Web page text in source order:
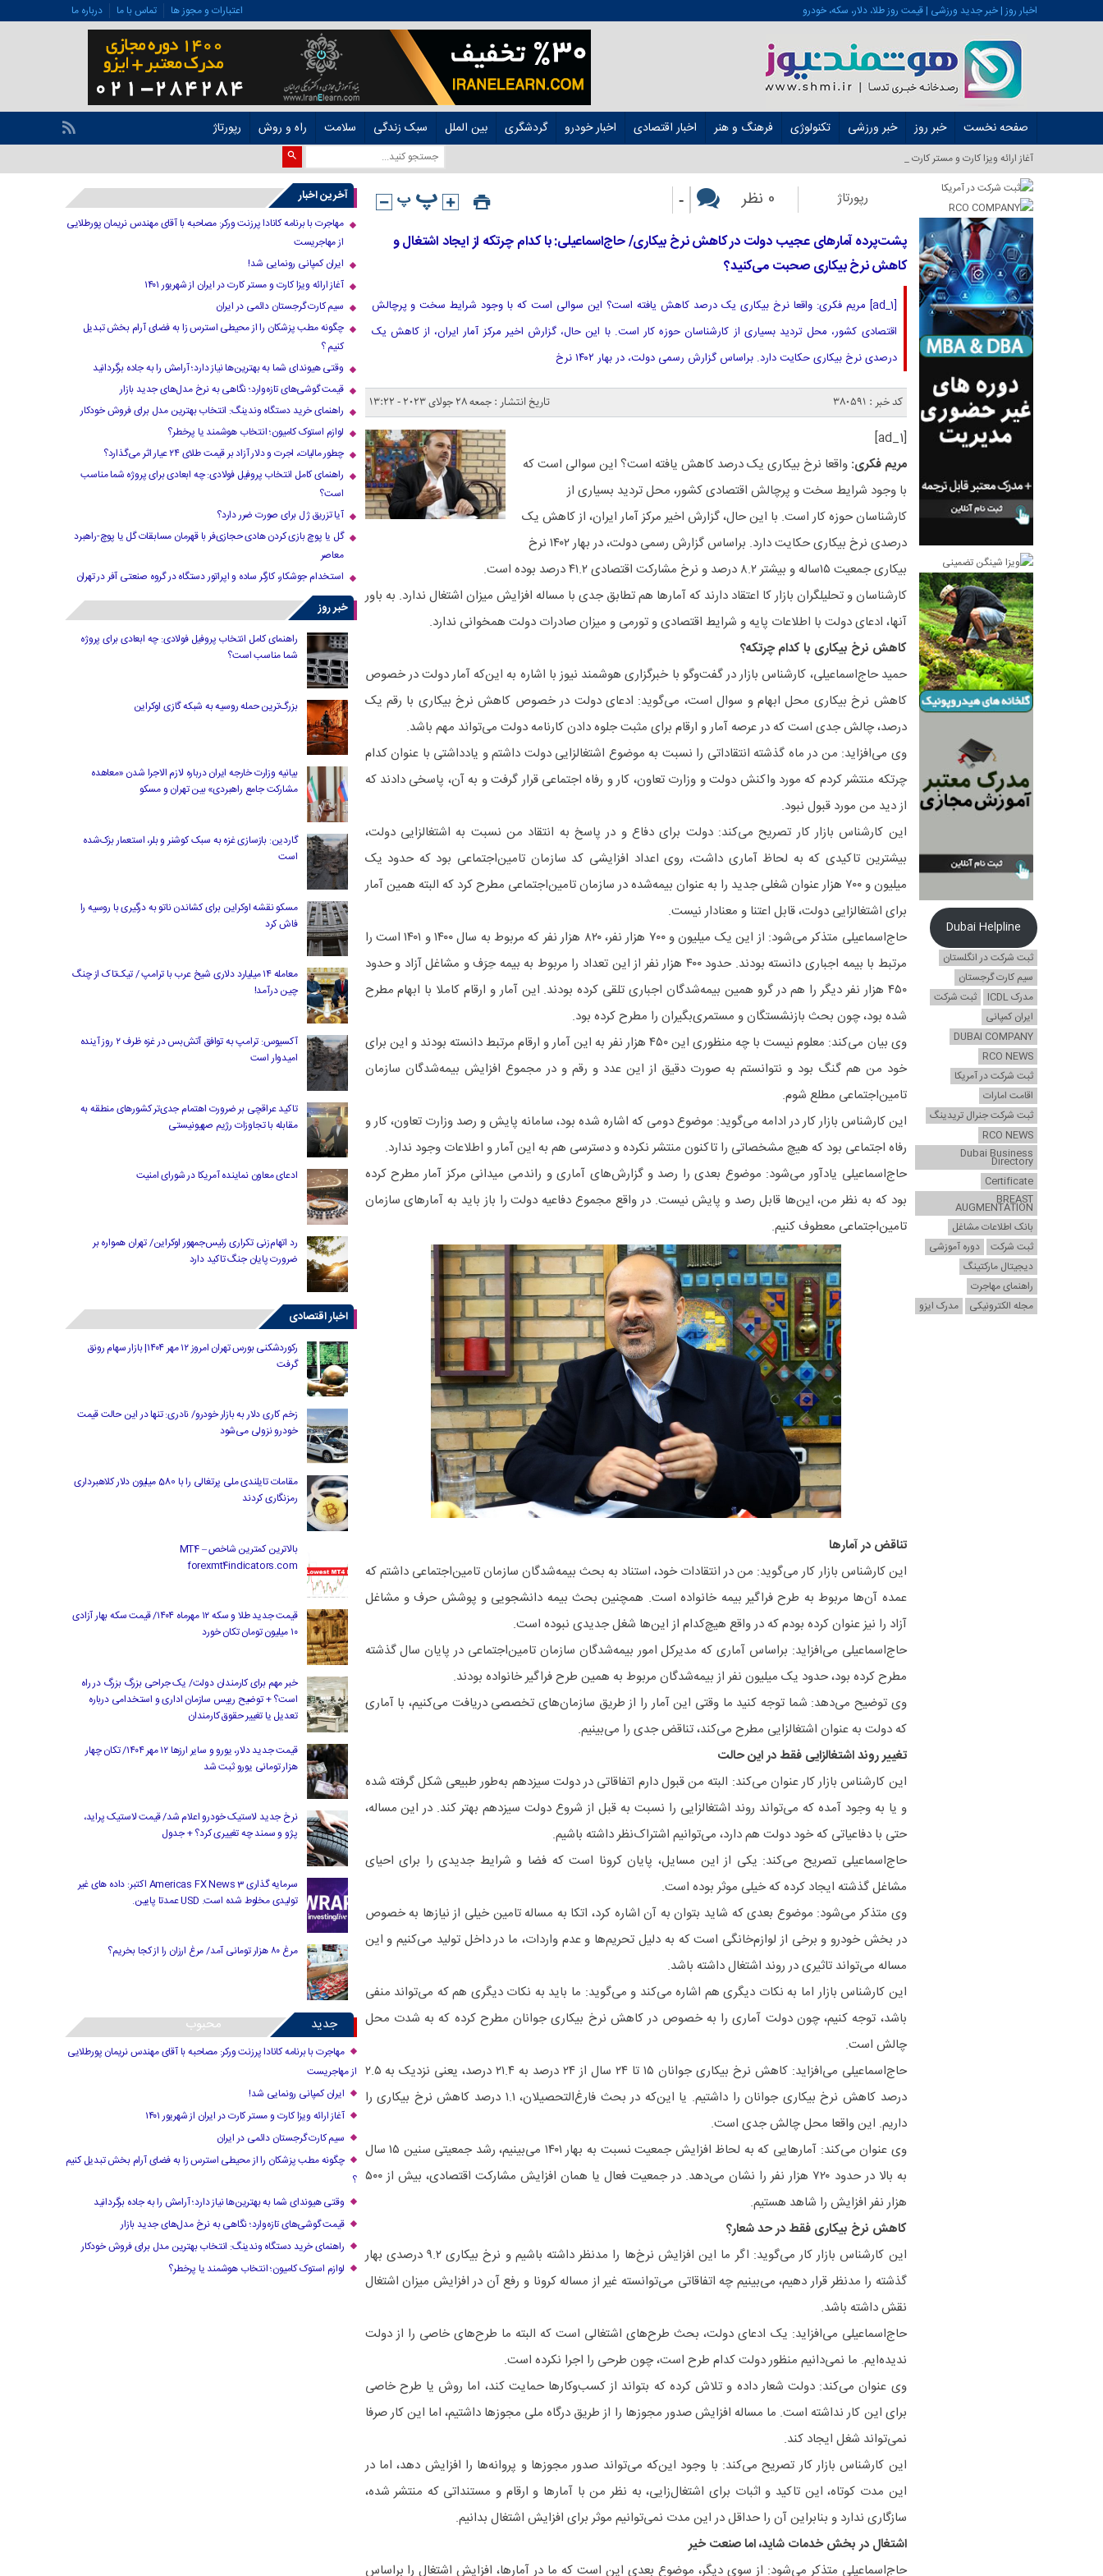
اخبار روز | خبر جدید ورزشی | قیمت روز طلا، دلار، سکه، خودرو اعتبارات و مجوز ها تماس با ما درباره ما
صفحه نخست خبر روز خبر ورزشی تکنولوژی فرهنگ و هنر اخبار اقتصادی اخبار خودرو گردشگری بین الملل سبک زندگی سلامت راه و روش رپورتاژ
آغاز ارائه ویزا کارت و مستر کارت در ایران از شهریور_
رپورتاژ 0 نظر -
پشت‌پرده آمارهای عجیب دولت در کاهش نرخ بیکاری/ حاج‌اسماعیلی: با کدام چرتکه از ایجاد اشتغال و
کاهش نرخ بیکاری صحبت می‌کنید؟
[ad_1] مریم فکری: واقعا نرخ بیکاری یک درصد کاهش یافته است؟ این سوالی است که با وجود شرایط سخت و پرچالش
اقتصادی کشور، محل تردید بسیاری از کارشناسان حوزه کار است. با این حال، گزارش اخیر مرکز آمار ایران، از کاهش یک
درصدی نرخ بیکاری حکایت دارد. براساس گزارش رسمی دولت، در بهار ۱۴۰۲ نرخ
کد خبر : 380591 تاریخ انتشار : جمعه 28 جولای 2023 - 13:22
[ad_1]
مریم فکری: واقعا نرخ بیکاری یک درصد کاهش یافته است؟ این سوالی است که
با وجود شرایط سخت و پرچالش اقتصادی کشور، محل تردید بسیاری از
کارشناسان حوزه کار است. با این حال، گزارش اخیر مرکز آمار ایران، از کاهش یک
درصدی نرخ بیکاری حکایت دارد. براساس گزارش رسمی دولت، در بهار ۱۴۰۲ نرخ
بیکاری جمعیت ١٥ساله و بیشتر ۸.۲ درصد و نرخ مشارکت اقتصادی ٤١.٢ درصد بوده است.
کارشناسان و تحلیلگران بازار کا اعتقاد دارند که آمارها هم تطابق جدی با مساله افزایش میزان اشتغال ندارد. به باور
آنها، ادعای دولت با اطلاعات پایه و شرایط اقتصادی و تورمی و میزان صادرات دولت همخوانی ندارد.
کاهش نرخ بیکاری با کدام چرتکه؟
حمید حاج‌اسماعیلی، کارشناس بازار در گفت‌وگو با خبرگزاری هوشمند نیوز با اشاره به این‌که آمار دولت در خصوص
کاهش نرخ بیکاری محل ابهام و سوال است، می‌گوید: ادعای دولت در خصوص کاهش نرخ بیکاری با رقم یک
درصد، چالش جدی است که در عرصه آمار و ارقام برای مثبت جلوه دادن کارنامه دولت می‌تواند مهم باشد.
وی می‌افزاید: من در ماه گذشته انتقاداتی را نسبت به موضوع اشتغالزایی دولت داشتم و یادداشتی با عنوان کدام
چرتکه منتشر کردم که مورد واکنش دولت و وزارت تعاون، کار و رفاه اجتماعی قرار گرفت و به آن، پاسخی دادند که
از دید من مورد قبول نبود.
این کارشناس بازار کار تصریح می‌کند: دولت برای دفاع و در پاسخ به انتقاد من نسبت به اشتغالزایی دولت،
بیشترین تاکیدی که به لحاظ آماری داشت، روی اعداد افزایشی کد سازمان تامین‌اجتماعی بود که حدود یک
میلیون و ۷۰۰ هزار عنوان شغلی جدید را به عنوان بیمه‌شده در سازمان تامین‌اجتماعی مطرح کرد که البته همین آمار
برای اشتغالزایی دولت، قابل اعتنا و معنادار نیست.
حاج‌اسماعیلی متذکر می‌شود: از این یک میلیون و ۷۰۰ هزار نفر، ۸۲۰ هزار نفر که مربوط به سال ۱۴۰۰ و ۱۴۰۱ است را
مرتبط با بیمه اجباری دانسته بودند. حدود ۴۰۰ هزار نفر از این تعداد را مربوط به بیمه حِرَف و مشاغل آزاد و حدود
۴۵۰ هزار نفر دیگر را هم در گرو همین بیمه‌شدگان اجباری تلقی کرده بودند. این آمار و ارقام کاملا با ابهام مطرح
شده بود، چون بحث بازنشستگان و مستمری‌بگیران را مطرح کرده بود.
وی بیان می‌کند: معلوم نیست با چه منظوری این ۴۵۰ هزار نفر به این آمار و ارقام مرتبط دانسته بودند و این برای
خود من هم گنگ بود و نتوانستم به صورت دقیق از این عدد و رقم و در مجموع افزایش بیمه‌شدگان سازمان
تامین‌اجتماعی مطلع شوم.
این کارشناس بازار کار در ادامه می‌گوید: موضوع دومی که اشاره شده بود، سامانه پایش و رصد وزارت تعاون، کار و
رفاه اجتماعی بود که هیچ مشخصاتی را تاکنون منتشر نکرده و دسترسی هم به این آمار و اطلاعات وجود ندارد.
حاج‌اسماعیلی یادآور می‌شود: موضوع بعدی را رصد و گزارش‌های آماری و راندمی میدانی مرکز آمار مطرح کرده
بود که به نظر من، این‌ها قابل رصد و پایش نیست. در واقع مجموع دفاعیه دولت را باز باید به آمارهای سازمان
تامین‌اجتماعی معطوف کنیم.
تناقض در آمارها
این کارشناس بازار کار می‌گوید: من در انتقادات خود، استناد به بحث بیمه‌شدگان سازمان تامین‌اجتماعی داشتم که
عمده آن‌ها مربوط به طرح فراگیر بیمه خانواده است. همچنین بحث بیمه دانشجویی و پوشش حرف و مشاغل
آزاد را نیز عنوان کرده بودم که در واقع هیچ‌کدام از این‌ها شغل جدیدی نبوده است.
حاج‌اسماعیلی می‌افزاید: براساس آماری که مدیرکل امور بیمه‌شدگان سازمان تامین‌اجتماعی در پایان سال گذشته
مطرح کرده بود، حدود یک میلیون نفر از بیمه‌شدگان مربوط به همین طرح فراگیر خانواده بودند.
وی توضیح می‌دهد: شما توجه کنید ما وقتی این آمار را از طریق سازمان‌های تخصصی دریافت می‌کنیم، با آماری
که دولت به عنوان اشتغالزایی مطرح می‌کند، تناقض جدی را می‌بینیم.
تغییر روند اشتغالزایی فقط در این حالت
این کارشناس بازار کار عنوان می‌کند: البته من قبول دارم اتفاقاتی در دولت سیزدهم به‌طور طبیعی شکل گرفته شده
و یا به وجود آمده که می‌تواند روند اشتغالزایی را نسبت به قبل از شروع دولت سیزدهم بهتر کند. در این مساله،
حتی با دفاعیاتی که خود دولت هم دارد، می‌توانیم اشتراک‌نظر داشته باشیم.
حاج‌اسماعیلی تصریح می‌کند: یکی از این مسایل، پایان کرونا است که فضا و شرایط جدیدی را برای احیای
مشاغل گذشته ایجاد کرده که خیلی موثر بوده است.
وی متذکر می‌شود: موضوع بعدی که شاید بتوان به آن اشاره کرد، اتکا به مساله تامین خیلی از نیازها به خصوص
در بخش خودرو و برخی از لوازم‌خانگی است که به دلیل تحریم‌ها و عدم واردات، ما در داخل تولید می‌کنیم و این
مساله می‌تواند تاثیری در روند اشتغال داشته باشد.
این کارشناس بازار اما به نکات دیگری هم اشاره می‌کند و می‌گوید: ما باید به نکات دیگری هم که می‌تواند منفی
باشد، توجه کنیم، چون دولت آماری را به خصوص در کاهش نرخ بیکاری جوانان مطرح کرده که به شدت محل
چالش است.
حاج‌اسماعیلی می‌افزاید: کاهش نرخ بیکاری جوانان ۱۵ تا ۲۴ سال از ۲۴ درصد به ۲۱.۴ درصد، یعنی نزدیک به ۲.۵
درصد کاهش نرخ بیکاری جوانان را داشتیم. یا این‌که در بحث فارغ‌التحصیلان، ۱.۱ درصد کاهش نرخ بیکاری را
داریم. این واقعا محل چالش جدی است.
وی عنوان می‌کند: آمارهایی که به لحاظ افزایش جمعیت نسبت به بهار ۱۴۰۱ می‌بینیم، رشد جمعیتی سنین ۱۵ سال
به بالا در حدود ۷۲۰ هزار نفر را نشان می‌دهد. در جمعیت فعال یا همان افزایش مشارکت اقتصادی، بیش از ۵۰۰
هزار نفر افزایش را شاهد هستیم.
کاهش نرخ بیکاری فقط در حد شعار؟
این کارشناس بازار کار می‌گوید: اگر ما این افزایش نرخ‌ها را مدنظر داشته باشیم و نرخ بیکاری ۹.۲ درصدی بهار
گذشته را مدنظر قرار دهیم، می‌بینیم چه اتفاقاتی می‌توانسته غیر از مساله کرونا و رفع آن در افزایش میزان اشتغال
نقش داشته باشد.
حاج‌اسماعیلی می‌افزاید: یک ادعای دولت، بحث طرح‌های اشتغالی است که البته ما طرح‌های خاصی را از دولت
ندیده‌ایم. ما نمی‌دانیم منظور دولت کدام طرح است، چون طرحی را اجرا نکرده است.
وی عنوان می‌کند: دولت شعار داده و تلاش کرده که بتواند از کسب‌وکارها حمایت کند، اما روش یا طرح خاصی
برای این کار نداشته است. ما مساله افزایش صدور مجوزها را از طریق درگاه ملی مجوزها داشتیم، اما این کار صرفا
نمی‌تواند شغل ایجاد کند.
این کارشناس بازار کار تصریح می‌کند: با وجود این‌که می‌تواند صدور مجوزها و پروانه‌ها را افزایش دهد، اما در
این مدت کوتاه، این تاکید و اثبات برای اشتغال‌زایی، به نظر من با آمارها و ارقام و مستنداتی که منتشر شده،
سازگاری ندارد و بنابراین آن را حداقل در این مدت نمی‌توانیم موثر برای افزایش اشتغال بدانیم.
اشتغال در بخش خدمات شاید، اما صنعت خیر
حاج‌اسماعیلی متذکر می‌شود: از سوی دیگر، موضوع بعدی این است که ما در آمارها، افزایش اشتغال را براساس
Dubai Helpline
ثبت شرکت در انگلستان
سیم کارت گرجستان
مدرک ICDL
ثبت شرکت
ایران کمپانی
DUBAI COMPANY
RCO NEWS
ثبت شرکت در آمریکا
اقامت امارات
ثبت شرکت جنرال تریدینگ
RCO NEWS
Dubai Business
Directory
Certificate
BREAST
AUGMENTATION
بانک اطلاعات مشاغل
ثبت شرکت
دوره آموزشی
دیجیتال مارکتینگ
راهنمای مهاجرت
مجله الکترونیکی
مدرک ایزو
آخرین اخبار
مهاجرت با برنامه کانادا پرزنت ورکر: مصاحبه با آقای مهندس نریمان پورطلایی
از مهاجریست
ایران کمپانی رونمایی شد!
آغاز ارائه ویزا کارت و مستر کارت در ایران از شهریور ۱۴۰۱
سیم کارت گرجستان دائمی در ایران
چگونه مطب پزشکان را از محیطی استرس زا به فضای آرام بخش تبدیل
کنیم ؟
وقتی هیوندای شما به بهترین‌ها نیاز دارد؛ آرامش را به جاده برگردانید
قیمت گوشی‌های تازه‌وارد؛ نگاهی به نرخ مدل‌های جدید بازار
راهنمای خرید دستگاه وندینگ: انتخاب بهترین مدل برای فروش خودکار
لوازم استوک کامیون؛ انتخاب هوشمند یا پرخطر؟
چطور مالیات، اجرت و دلار آزاد بر قیمت طلای ۲۴ عیار اثر می‌گذارد؟
راهنمای کامل انتخاب پروفیل فولادی: چه ابعادی برای پروژه شما مناسب
است؟
آیا تزریق ژل برای صورت ضرر دارد​؟
گل یا پوچ بازی کردن هادی حجازی‌فر با قهرمان مسابقات گل یا پوچ-راهبرد
معاصر
استخدام جوشکار، کارگر ساده و اپراتور دستگاه در گروه صنعتی آفر در تهران
خبر روز
راهنمای کامل انتخاب پروفیل فولادی: چه ابعادی برای پروژه
شما مناسب است؟
بزرگ‌ترین حمله روسیه به شبکه گازی اوکراین
بیانیه وزارت خارجه ایران درباره لازم‌ الاجرا شدن «معاهده
مشارکت جامع راهبردی» بین تهران و مسکو
گاردین: بازسازی غزه به سبک کوشنر و بلر، استعمار بزک‌شده
است
مسکو نقشه اوکراین برای کشاندن ناتو به درگیری با روسیه را
فاش کرد
معامله ۱۴ میلیارد دلاری شیخ عرب با ترامپ / تیک‌تاک از چنگ
چین درآمد!
آکسیوس: ترامپ به توافق آتش‌بس در غزه ظرف ۲ روز آینده
امیدوار است
تاکید عراقچی بر ضرورت اهتمام جدی‌تر کشورهای منطقه به
مقابله با تجاوزات رژیم صهیونیستی
ادعای معاون نماینده آمریکا در شورای امنیت
رد اتهام‌زنی تکراری رئیس‌جمهور اوکراین/ تهران همواره بر
ضرورت پایان جنگ تاکید دارد
اخبار اقتصادی
رکوردشکنی بورس تهران امروز ۱۲ مهر ۱۴۰۴| بازار سهام رونق
گرفت
زخم کاری دلار به بازار خودرو/ نادری: تنها در این حالت قیمت
خودرو نزولی می‌شود
مقامات تایلندی ملی پرتغالی را با 580 میلیون دلار کلاهبرداری
رمزنگاری کردند
بالاترین کمترین شاخص MT4 –
forexmt4indicators.com
قیمت جدید طلا و سکه ۱۲ مهرماه ۱۴۰۴/ قیمت سکه بهار آزادی
۱۰ میلیون تومان تکان خورد
خبر مهم برای کارمندان دولت/ یک جراحی بزرگ بزرگ در راه
است؟ + توضیح رییس سازمان اداری و استخدامی درباره
تعدیل یا تغییر حقوق کارمندان
قیمت جدید دلار، یورو و سایر ارزها ۱۲ مهر ۱۴۰۴/ تکان چهار
هزار تومانی یورو ثبت شد
نرخ جدید لاستیک خودرو اعلام شد/ قیمت لاستیک پراید،
پژو و سمند چه تغییری کرد؟ + جدول
سرمایه گذاری Americas FX News 3 اکتبر: داده های غیر
تولیدی مخلوط شده است. USD عمدتا پایین.
مرغ ۸۰ هزار تومانی آمد/ مرغ ارزان را از کجا بخریم؟
جدید محبوب
مهاجرت با برنامه کانادا پرزنت ورکر: مصاحبه با آقای مهندس نریمان پورطلایی
از مهاجریست
ایران کمپانی رونمایی شد!
آغاز ارائه ویزا کارت و مستر کارت در ایران از شهریور ۱۴۰۱
سیم کارت گرجستان دائمی در ایران
چگونه مطب پزشکان را از محیطی استرس زا به فضای آرام بخش تبدیل کنیم
؟
وقتی هیوندای شما به بهترین‌ها نیاز دارد؛ آرامش را به جاده برگردانید
قیمت گوشی‌های تازه‌وارد؛ نگاهی به نرخ مدل‌های جدید بازار
راهنمای خرید دستگاه وندینگ: انتخاب بهترین مدل برای فروش خودکار
لوازم استوک کامیون؛ انتخاب هوشمند یا پرخطر؟